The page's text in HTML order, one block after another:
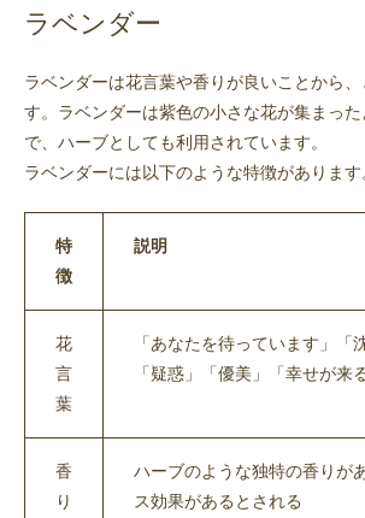
ラベンダー
ラベンダーは花言葉や香りが良いことから
す。ラベンダーは紫色の小さな花が集まっ
で、ハーブとしても利用されています。
ラベンダーには以下のような特徴があります
特
徴
説明
花
言
葉
「あなたを待っています」「
「疑惑」「優美」「幸せが来る
香
り
ハーブのような独特の香りが
ス効果があるとされる